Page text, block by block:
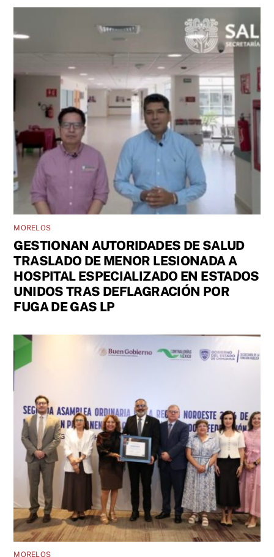
MORELOS
GESTIONAN AUTORIDADES DE SALUD
TRASLADO DE MENOR LESIONADA A
HOSPITAL ESPECIALIZADO EN ESTADOS
UNIDOS TRAS DEFLAGRACIÓN POR
FUGA DE GAS LP
MORELOS